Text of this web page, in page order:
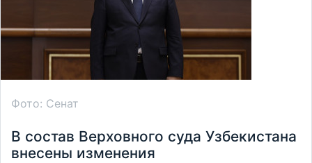
Фото: Сенат
В состав Верховного суда Узбекистана
внесены изменения